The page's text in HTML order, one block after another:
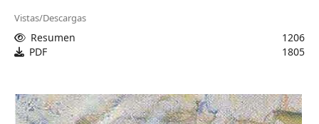
Vistas/Descargas
Resumen
1206
PDF
1805